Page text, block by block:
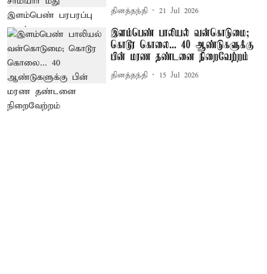
தினத்தந்தி 21 Jul 2026
இளம்பெண் பாலியல் வன்கொடுமை;
கொடூர கொலை... 40 ஆண்டுகளுக்கு
பின் மரண தண்டனை நிறைவேற்றம்
தினத்தந்தி 15 Jul 2026